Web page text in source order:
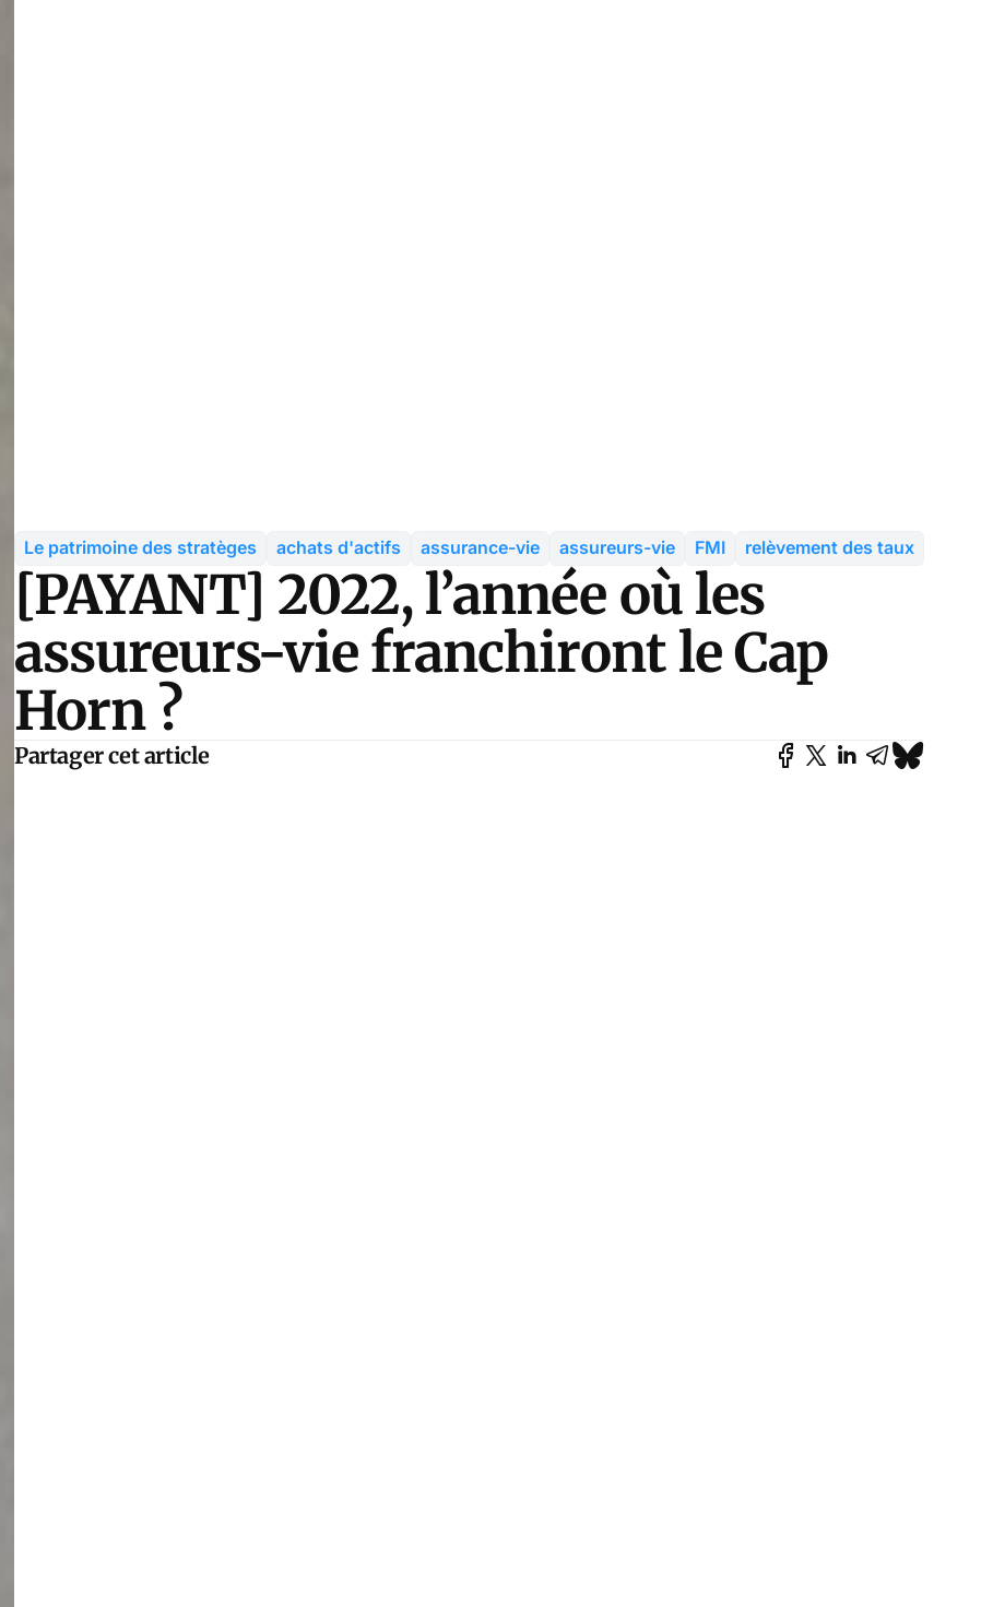
Le patrimoine des stratèges achats d'actifs assurance-vie assureurs-vie FMI relèvement des taux
[PAYANT] 2022, l’année où les
assureurs-vie franchiront le Cap
Horn ?
Partager cet article